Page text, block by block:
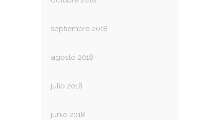
septiembre 2018
agosto 2018
julio 2018
junio 2018